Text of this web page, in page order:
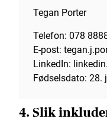
Tegan Porter
Telefon: 078
E-post:
LinkedIn:
Fødselsdato: 28.
4. Slik